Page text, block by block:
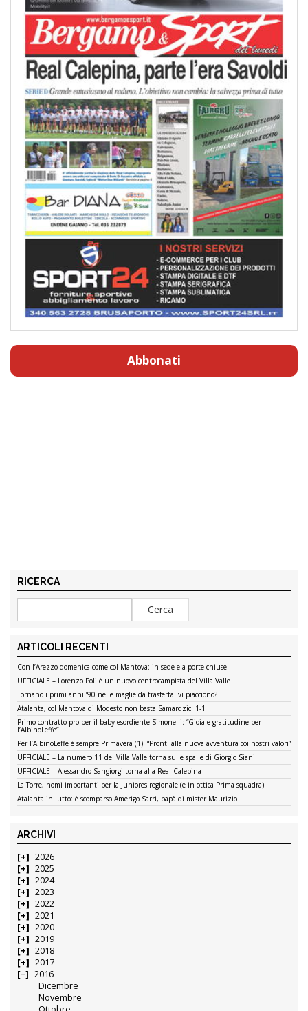
Abbonati
RICERCA
ARTICOLI RECENTI
Con l’Arezzo domenica come col Mantova: in sede e a porte chiuse
UFFICIALE – Lorenzo Poli è un nuovo centrocampista del Villa Valle
Tornano i primi anni ’90 nelle maglie da trasferta: vi piacciono?
Atalanta, col Mantova di Modesto non basta Samardzic: 1-1
Primo contratto pro per il baby esordiente Simonelli: “Gioia e gratitudine per
l’AlbinoLeffe”
Per l’AlbinoLeffe è sempre Primavera (1): “Pronti alla nuova avventura coi nostri valori”
UFFICIALE – La numero 11 del Villa Valle torna sulle spalle di Giorgio Siani
UFFICIALE – Alessandro Sangiorgi torna alla Real Calepina
La Torre, nomi importanti per la Juniores regionale (e in ottica Prima squadra)
Atalanta in lutto: è scomparso Amerigo Sarri, papà di mister Maurizio
ARCHIVI
2026
2025
2024
2023
2022
2021
2020
2019
2018
2017
2016
Dicembre
Novembre